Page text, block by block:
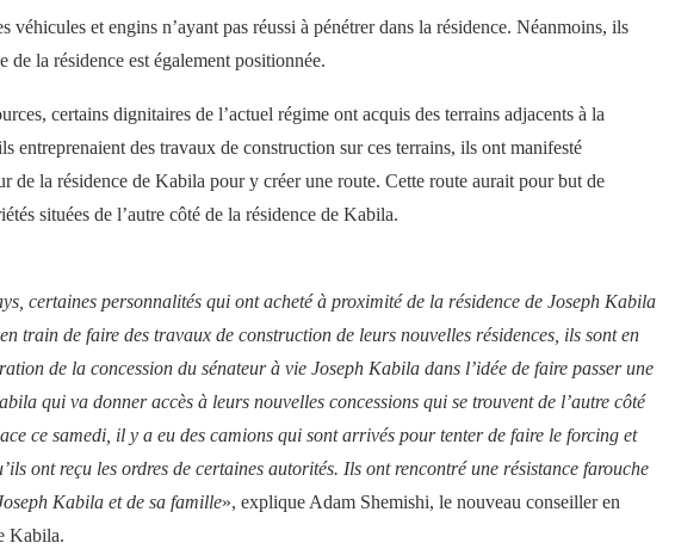
véhicules et engins n’ayant pas réussi à pénétrer dans la résidence. Néanmoins, ils
de la résidence est également positionnée.
certains dignitaires de l’actuel régime ont acquis des terrains adjacents à la
entreprenaient des travaux de construction sur ces terrains, ils ont manifesté
de la résidence de Kabila pour y créer une route. Cette route aurait pour but de
situées de l’autre côté de la résidence de Kabila.
certaines personnalités qui ont acheté à proximité de la résidence de Joseph Kabila
train de faire des travaux de construction de leurs nouvelles résidences, ils sont en
de la concession du sénateur à vie Joseph Kabila dans l’idée de faire passer une
qui va donner accès à leurs nouvelles concessions qui se trouvent de l’autre côté
ce samedi, il y a eu des camions qui sont arrivés pour tenter de faire le forcing et
ont reçu les ordres de certaines autorités. Ils ont rencontré une résistance farouche
Kabila et de sa famille», explique Adam Shemishi, le nouveau conseiller en
Kabila.